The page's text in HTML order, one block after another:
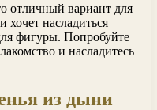
отличный вариант для
хочет насладиться
фигуры. Попробуйте
и насладитесь
из дыни